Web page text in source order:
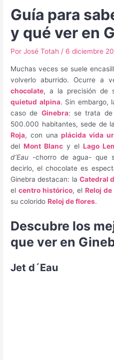
Guía para
y qué ver en
PorJosé Totah/ 6 diciembre
Muchas veces se suele
volverlo aburrido. Ocurre a
chocolate, a la precisión de
quietud alpina. Sin embargo,
caso de Ginebra: se trata
500.000 habitantes, sede de
Roja, con unaplácida vida
delMont Blanc y elLago
d’Eau -chorro de agua- que
decirlo, el chocolate es
Ginebra destacan: laCatedral
elcentro histórico, elReloj
su coloridoReloj de flores.
Descubre los
que ver en
Jet d´Eau